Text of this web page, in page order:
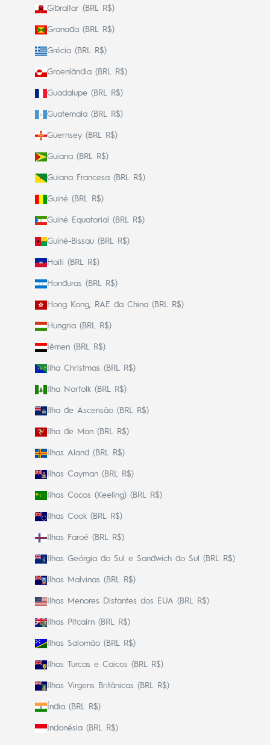
Gibraltar (BRL R$)
Granada (BRL R$)
Grécia (BRL R$)
Groenlândia (BRL R$)
Guadalupe (BRL R$)
Guatemala (BRL R$)
Guernsey (BRL R$)
Guiana (BRL R$)
Guiana Francesa (BRL R$)
Guiné (BRL R$)
Guiné Equatorial (BRL R$)
Guiné-Bissau (BRL R$)
Haiti (BRL R$)
Honduras (BRL R$)
Hong Kong, RAE da China (BRL R$)
Hungria (BRL R$)
Iêmen (BRL R$)
Ilha Christmas (BRL R$)
Ilha Norfolk (BRL R$)
Ilha de Ascensão (BRL R$)
Ilha de Man (BRL R$)
Ilhas Aland (BRL R$)
Ilhas Cayman (BRL R$)
Ilhas Cocos (Keeling) (BRL R$)
Ilhas Cook (BRL R$)
Ilhas Faroé (BRL R$)
Ilhas Geórgia do Sul e Sandwich do Sul (BRL R$)
Ilhas Malvinas (BRL R$)
Ilhas Menores Distantes dos EUA (BRL R$)
Ilhas Pitcairn (BRL R$)
Ilhas Salomão (BRL R$)
Ilhas Turcas e Caicos (BRL R$)
Ilhas Virgens Britânicas (BRL R$)
Índia (BRL R$)
Indonésia (BRL R$)